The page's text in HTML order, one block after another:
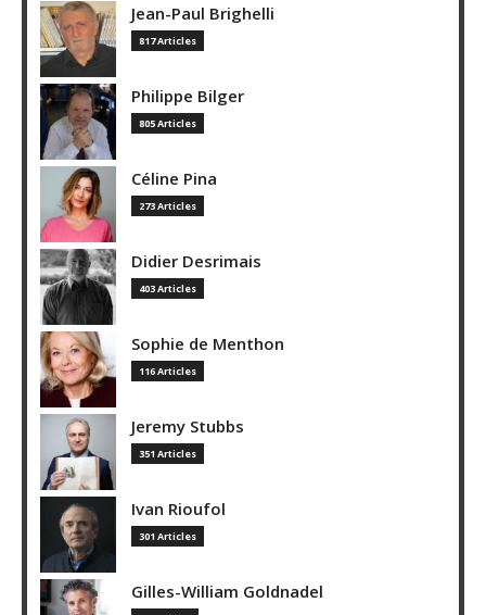
Jean-Paul Brighelli
817 Articles
Philippe Bilger
805 Articles
Céline Pina
273 Articles
Didier Desrimais
403 Articles
Sophie de Menthon
116 Articles
Jeremy Stubbs
351 Articles
Ivan Rioufol
301 Articles
Gilles-William Goldnadel